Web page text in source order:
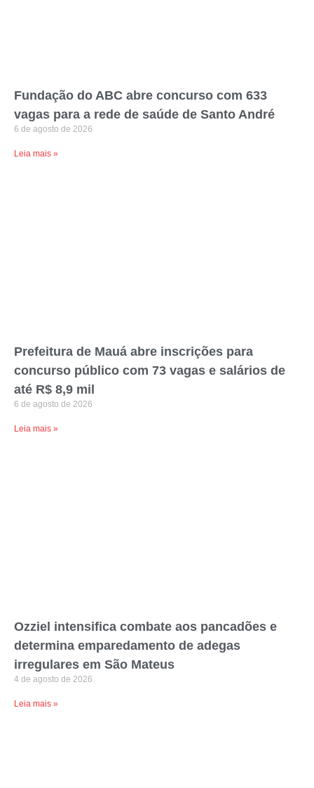
Fundação do ABC abre concurso com 633
vagas para a rede de saúde de Santo André
6 de agosto de 2026
Leia mais »
Prefeitura de Mauá abre inscrições para
concurso público com 73 vagas e salários de
até R$ 8,9 mil
6 de agosto de 2026
Leia mais »
Ozziel intensifica combate aos pancadões e
determina emparedamento de adegas
irregulares em São Mateus
4 de agosto de 2026
Leia mais »